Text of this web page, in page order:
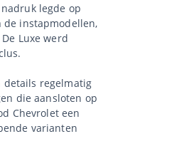
legde op
de instapmodellen,
Luxe werd
details regelmatig
die aansloten op
Chevrolet een
varianten